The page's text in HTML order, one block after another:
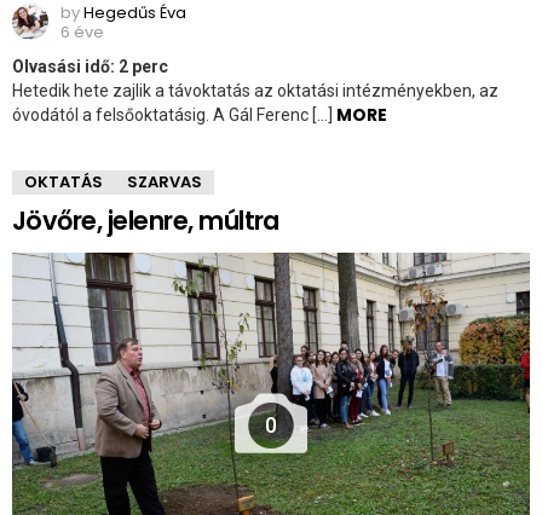
byHegedűs Éva
6 éve
Olvasási idő: 2 perc
Hetedik hete zajlik a távoktatás az oktatási intézményekben, az
óvodától a felsőoktatásig. A Gál Ferenc […] MORE
OKTATÁS SZARVAS
Jövőre, jelenre, múltra
0